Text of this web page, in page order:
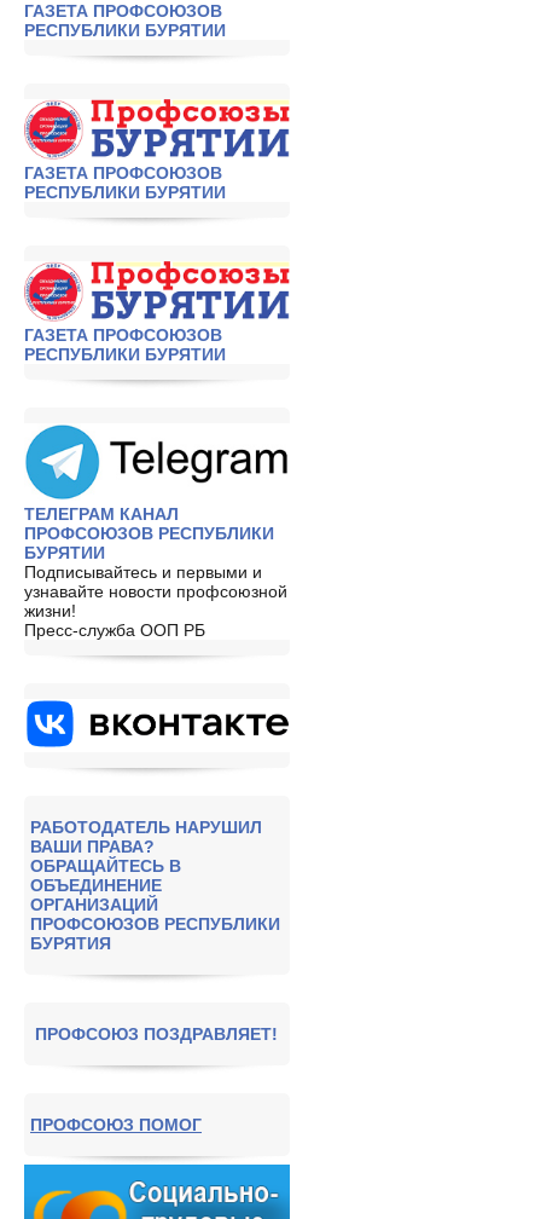
ГАЗЕТА ПРОФСОЮЗОВ
РЕСПУБЛИКИ БУРЯТИИ
ГАЗЕТА ПРОФСОЮЗОВ
РЕСПУБЛИКИ БУРЯТИИ
ГАЗЕТА ПРОФСОЮЗОВ
РЕСПУБЛИКИ БУРЯТИИ
ТЕЛЕГРАМ КАНАЛ
ПРОФСОЮЗОВ РЕСПУБЛИКИ
БУРЯТИИ
Подписывайтесь и первыми и
узнавайте новости профсоюзной
жизни!
Пресс-служба ООП РБ
РАБОТОДАТЕЛЬ НАРУШИЛ
ВАШИ ПРАВА?
ОБРАЩАЙТЕСЬ В
ОБЪЕДИНЕНИЕ
ОРГАНИЗАЦИЙ
ПРОФСОЮЗОВ РЕСПУБЛИКИ
БУРЯТИЯ
ПРОФСОЮЗ ПОЗДРАВЛЯЕТ!
ПРОФСОЮЗ ПОМОГ